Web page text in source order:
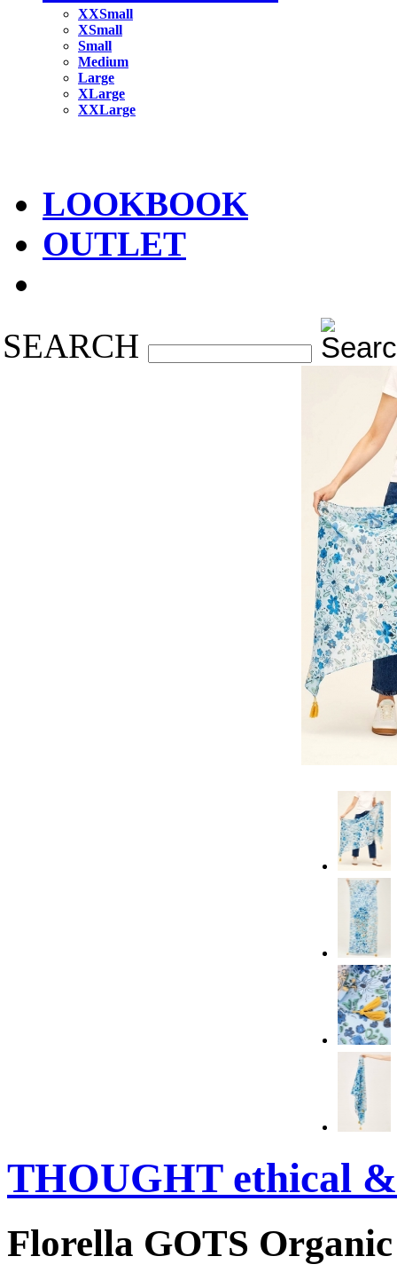
XXSmall
XSmall
Small
Medium
Large
XLarge
XXLarge
LOOKBOOK
OUTLET
SEARCH
THOUGHT ethical
Florella GOTS